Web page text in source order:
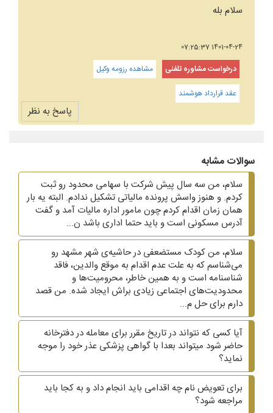
سلام بله
1401-04-24 07:25:37
درخواست مشاوره تلفنی
مشاهده رزومه وکیل
عقد قرارداد هوشمند
پاسخ به نظر
سوالات مشابه
سلام، من سه سال پیش شرکت با سهامی محدود رو ثبت
کردم. و هنوز واسش پرونده مالیاتی تشکیل ندادم. البته یه بار
همان زمان اقدام کردم چون مامور اداره مالیات آمد و گفت
آدرس مسکونی است و باید حتما اداری باشد ن...
سلام، من کودک مستضعفی در حاشیه‌ی شهر مشهد رو
می‌شناسم که به علت عدم اقدام به موقع والدین، فاقد
شناسنامه است و به همین خاطر، محرومیت‌ها و
محدودیت‌های اجتماعی زیادی براش ایجاد شده. من قصد
دارم برای حل م...
آیا کسی که نتواند در تاریخ مقرر برای معامله در دفترخانه
حاضر شود میتواند بعدا با گواهی پزشکی عذر خود را موجه
نماید؟
برای تعویض نام چه اقدامی باید انجام داد و به کجا باید
مراجعه شود؟